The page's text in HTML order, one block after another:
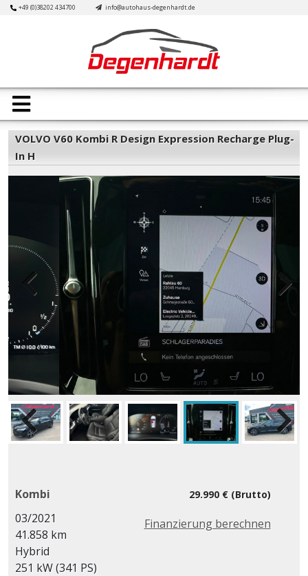
Skip+49 (0)38202 434700 info@autohaus-degenhardt.de
Open
Button
VOLVO V60 Kombi R Design Expression Recharge Plug-
In H
29.990 € (Brutto)
Finanzierung berechnen
Kombi
03/2021
41.858 km
Hybrid
251 kW (341 PS)